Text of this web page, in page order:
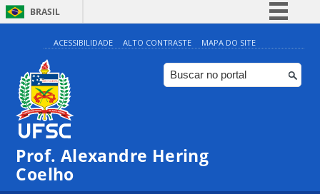
BRASIL
Simplifique!
Comunica BR
Participe
ACESSIBILIDADE ALTO CONTRASTE MAPA DO SITE
Prof. Alexandre Hering
Coelho